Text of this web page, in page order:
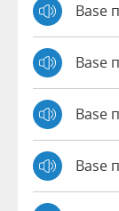
Base
Base
Base
Base